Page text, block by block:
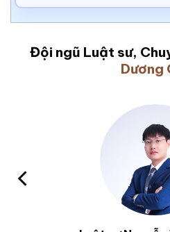
Đội ngũ Luật sư,
Dương